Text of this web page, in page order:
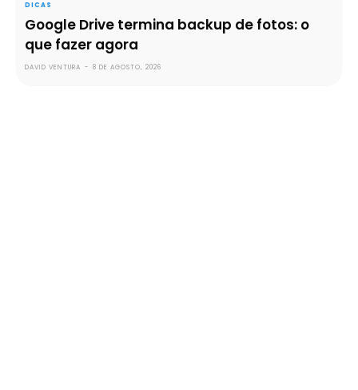
DICAS
Google Drive termina backup de fotos: o
que fazer agora
DAVID VENTURA - 8 DE AGOSTO, 2026